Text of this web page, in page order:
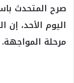
صرح المتحدث
اليوم الأحد،
مرحلة المواجهة.